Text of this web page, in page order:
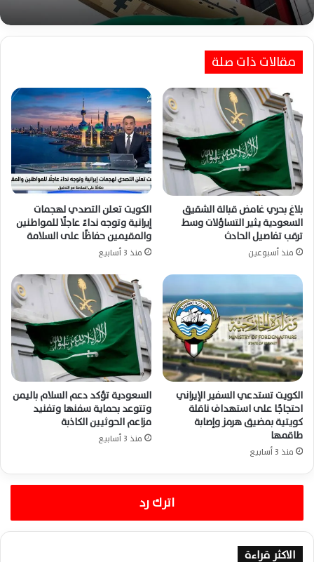
مقالات ذات صلة
بلاغ بحري غامض قبالة الشقيق
السعودية يثير التساؤلات وسط
ترقب تفاصيل الحادث
منذ أسبوعين
الكويت تعلن التصدي لهجمات
إيرانية وتوجه نداءً عاجلًا للمواطنين
والمقيمين حفاظًا على السلامة
منذ 3 أسابيع
الكويت تستدعي السفير الإيراني
احتجاجًا على استهداف ناقلة
كويتية بمضيق هرمز وإصابة
طاقمها
منذ 3 أسابيع
السعودية تؤكد دعم السلام باليمن
وتتوعد بحماية سفنها وتفنيد
مزاعم الحوثيين الكاذبة
منذ 3 أسابيع
اترك رد
الاكثر قراءة